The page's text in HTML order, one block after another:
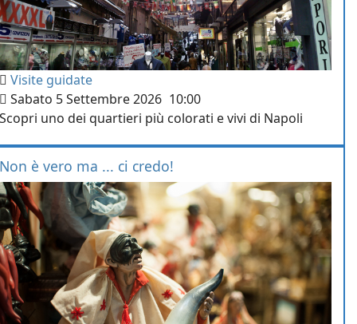
Visite guidate
Sabato 5 Settembre 2026 10:00
Scopri uno dei quartieri più colorati e vivi di Napoli
Non è vero ma ... ci credo!